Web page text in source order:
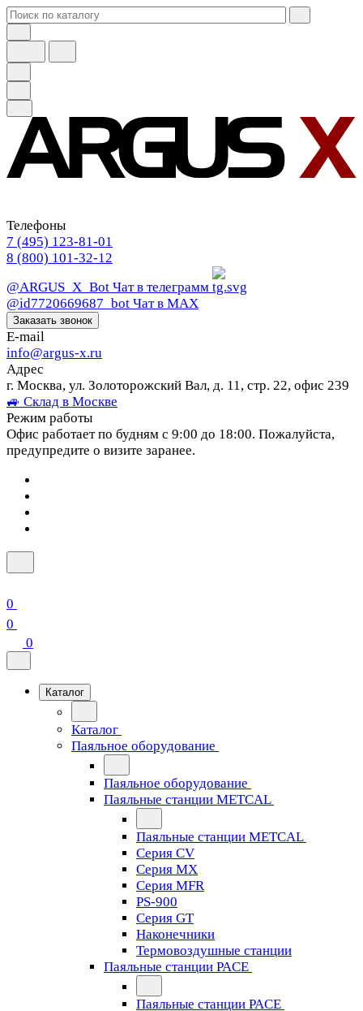
Телефоны
7 (495) 123-81-01
8 (800) 101-32-12
@ARGUS_X_Bot Чат в телеграмм
@id7720669687_bot Чат в МАХ
Заказать звонок
E-mail
info@argus-x.ru
Адрес
г. Москва, ул. Золоторожский Вал, д. 11, стр. 22, офис 239
🚙 Склад в Москве
Режим работы
Офис работает по будням с 9:00 до 18:00. Пожалуйста,
предупредите о визите заранее.
0
0
0
Каталог
Каталог
Паяльное оборудование
Паяльное оборудование
Паяльные станции METCAL
Паяльные станции METCAL
Серия CV
Серия MX
Серия MFR
PS-900
Серия GT
Наконечники
Термовоздушные станции
Паяльные станции PACE
Паяльные станции PACE